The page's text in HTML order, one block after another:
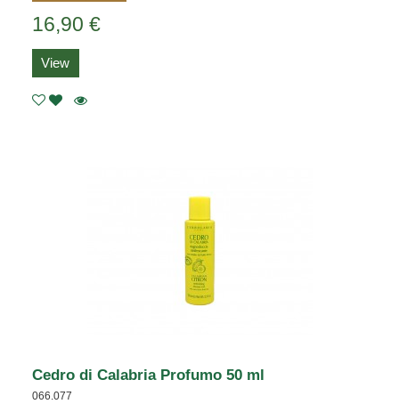
16,90 €
View
Cedro di Calabria Profumo 50 ml
066.077